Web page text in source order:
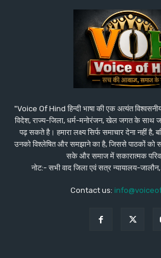
"Voice Of Hind हिन्दी भाषा की एक अत्यंत
विदेश, राज्य-जिला, धर्म-मनोरंजन, खेल जगत के साथ
पढ़ सकते है। हमारा लक्ष्य सिर्फ समाचार देना नहीं है,
उनको विश्लेषित और समझाने का है, जिससे पाठकों को
सके और समाज में सकारात्मक
नोट:- सभी वाद जिला एवं सत्र न्यायालय-
Contact us: